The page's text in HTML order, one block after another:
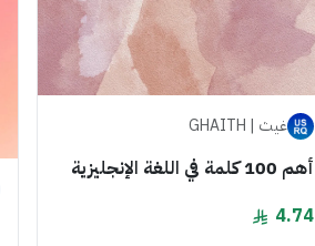
غيث | GHAITH
‏أهم 100 كلمة في اللغة الإنجليزية
4.74